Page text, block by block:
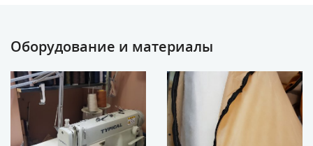
Оборудование и материалы